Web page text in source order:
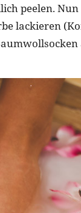
peelen. Nun
lackieren